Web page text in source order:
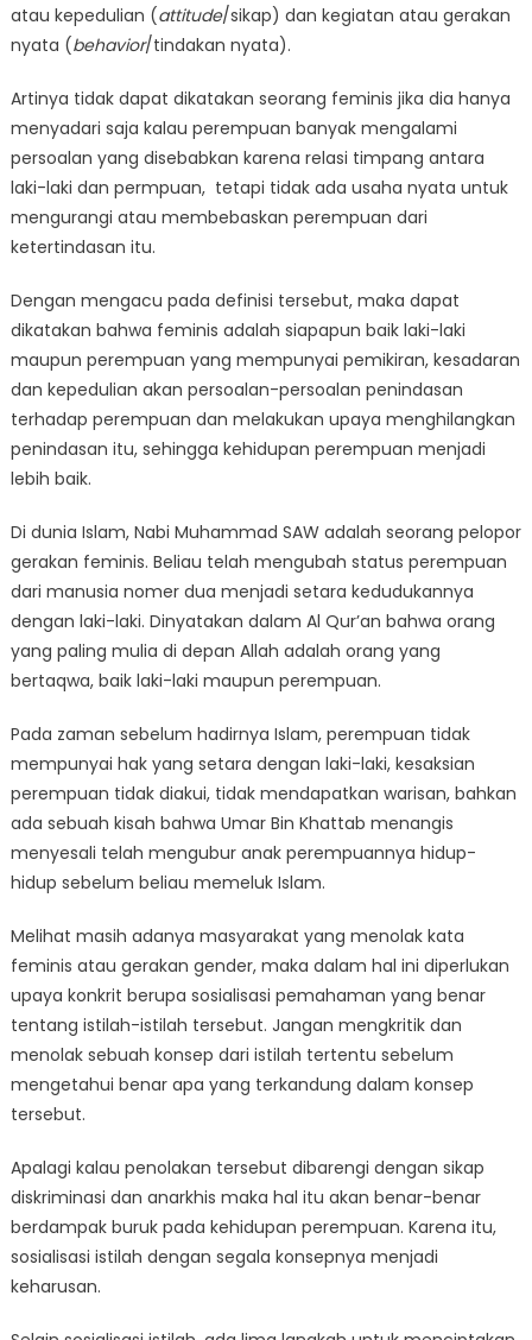
atau kepedulian (attitude/sikap) dan kegiatan atau gerakan
nyata (behavior/tindakan nyata).
Artinya tidak dapat dikatakan seorang feminis jika dia hanya
menyadari saja kalau perempuan banyak mengalami
persoalan yang disebabkan karena relasi timpang antara
laki-laki dan permpuan, tetapi tidak ada usaha nyata untuk
mengurangi atau membebaskan perempuan dari
ketertindasan itu.
Dengan mengacu pada definisi tersebut, maka dapat
dikatakan bahwa feminis adalah siapapun baik laki-laki
maupun perempuan yang mempunyai pemikiran, kesadaran
dan kepedulian akan persoalan-persoalan penindasan
terhadap perempuan dan melakukan upaya menghilangkan
penindasan itu, sehingga kehidupan perempuan menjadi
lebih baik.
Di dunia Islam, Nabi Muhammad SAW adalah seorang pelopor
gerakan feminis. Beliau telah mengubah status perempuan
dari manusia nomer dua menjadi setara kedudukannya
dengan laki-laki. Dinyatakan dalam Al Qur’an bahwa orang
yang paling mulia di depan Allah adalah orang yang
bertaqwa, baik laki-laki maupun perempuan.
Pada zaman sebelum hadirnya Islam, perempuan tidak
mempunyai hak yang setara dengan laki-laki, kesaksian
perempuan tidak diakui, tidak mendapatkan warisan, bahkan
ada sebuah kisah bahwa Umar Bin Khattab menangis
menyesali telah mengubur anak perempuannya hidup-
hidup sebelum beliau memeluk Islam.
Melihat masih adanya masyarakat yang menolak kata
feminis atau gerakan gender, maka dalam hal ini diperlukan
upaya konkrit berupa sosialisasi pemahaman yang benar
tentang istilah-istilah tersebut. Jangan mengkritik dan
menolak sebuah konsep dari istilah tertentu sebelum
mengetahui benar apa yang terkandung dalam konsep
tersebut.
Apalagi kalau penolakan tersebut dibarengi dengan sikap
diskriminasi dan anarkhis maka hal itu akan benar-benar
berdampak buruk pada kehidupan perempuan. Karena itu,
sosialisasi istilah dengan segala konsepnya menjadi
keharusan.